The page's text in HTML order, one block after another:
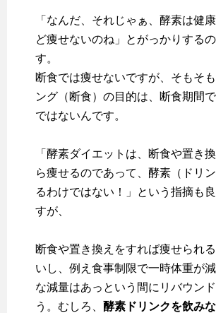
「なんだ、それじゃぁ、酵素は健
ど痩せないのね」とがっかりする
す。
断食では痩せないですが、そもそも
ング（断食）の目的は、断食期間
ではないんです。
「酵素ダイエットは、断食や置き
ら痩せるのであって、酵素（ドリ
るわけではない！」という指摘も
すが、
断食や置き換えをすれば痩せられ
いし、例え食事制限で一時体重が
な減量はあっという間にリバウン
う。むしろ、 酵素ドリンクを飲み